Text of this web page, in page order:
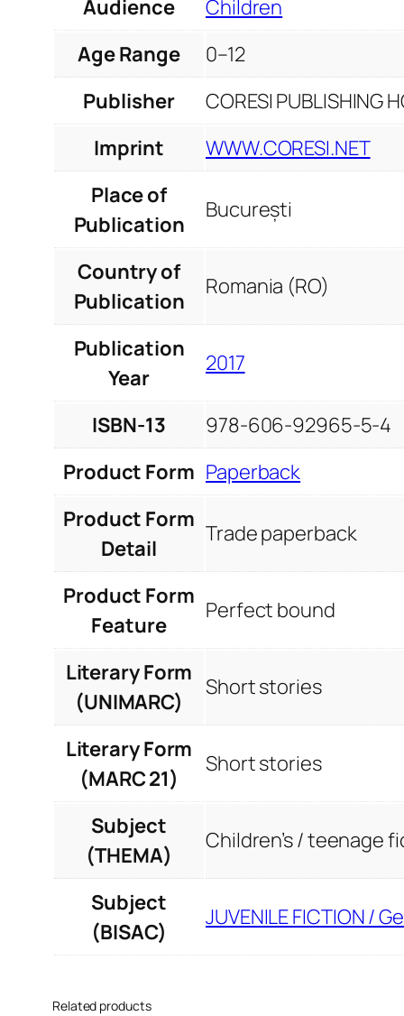
Audience
Children
Age Range
0–12
Publisher
CORESI PUBLISHING
Imprint
WWW.CORESI.NET
Place of
Publication
București
Country of
Publication
Romania (RO)
Publication
Year
2017
ISBN-13
978-606-92965-5-4
Product Form Paperback
Product Form
Detail
Trade paperback
Product Form
Feature
Perfect bound
Literary Form
(UNIMARC)
Short stories
Literary Form
(MARC 21)
Short stories
Subject
(THEMA)
Children’s / teenage
Subject
(BISAC)
JUVENILE FICTION /
Related products